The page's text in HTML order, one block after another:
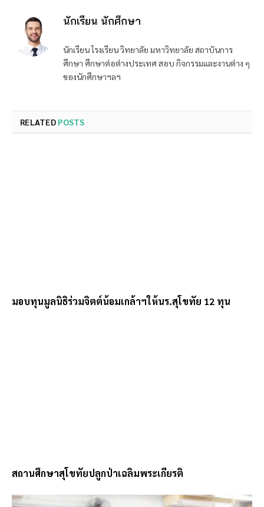
นักเรียน นักศึกษา
นักเรียน โรงเรียน วิทยาลัย มหาวิทยาลัย สถาบันการ
ศึกษา ศึกษาต่อต่างประเทศ สอบ กิจกรรมและงานต่าง ๆ
ของนักศึกษาฯลฯ
RELATED POSTS
มอบทุนมูลนิธิร่วมจิตต์น้อมเกล้าฯให้นร.สุโขทัย 12 ทุน
สถานศึกษาสุโขทัยปลูกป่าเฉลิมพระเกียรติ